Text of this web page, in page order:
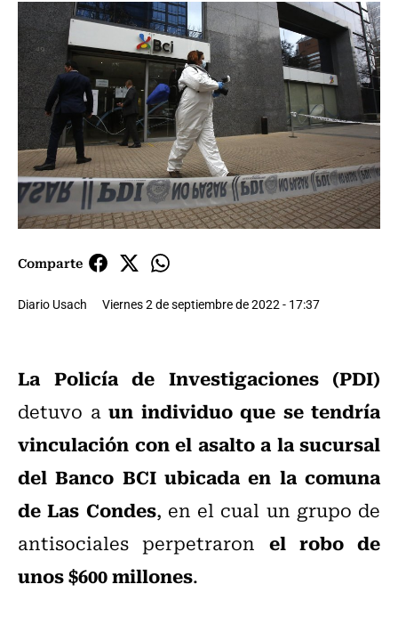
Comparte
Diario Usach Viernes 2 de septiembre de 2022 - 17:37
La Policía de Investigaciones (PDI)
detuvo a un individuo que se tendría
vinculación con el asalto a la sucursal
del Banco BCI ubicada en la comuna
de Las Condes, en el cual un grupo de
antisociales perpetraron el robo de
unos $600 millones.